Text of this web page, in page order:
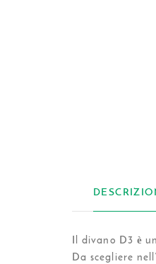
Il divano D3 è
Da scegliere